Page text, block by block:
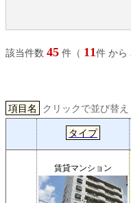
該当件数 45 件（ 11件 から
項目名 クリックで並び替え
タイプ
賃貸マンション